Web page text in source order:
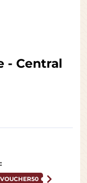
- Central
VOUCHER50